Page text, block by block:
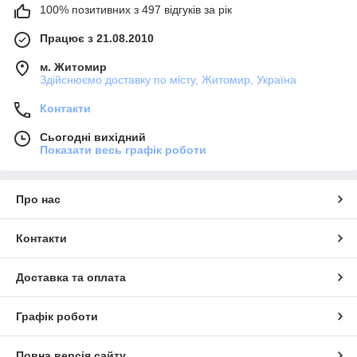
100% позитивних з 497 відгуків за рік
Працює з 21.08.2010
м. Житомир
Здійснюємо доставку по місту, Житомир, Україна
Контакти
Сьогодні вихідний
Показати весь графік роботи
Про нас
Контакти
Доставка та оплата
Графік роботи